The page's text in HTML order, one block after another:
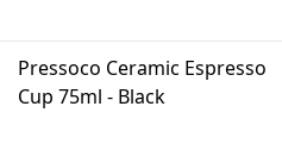
Pressoco Ceramic Espresso
Cup 75ml - Black